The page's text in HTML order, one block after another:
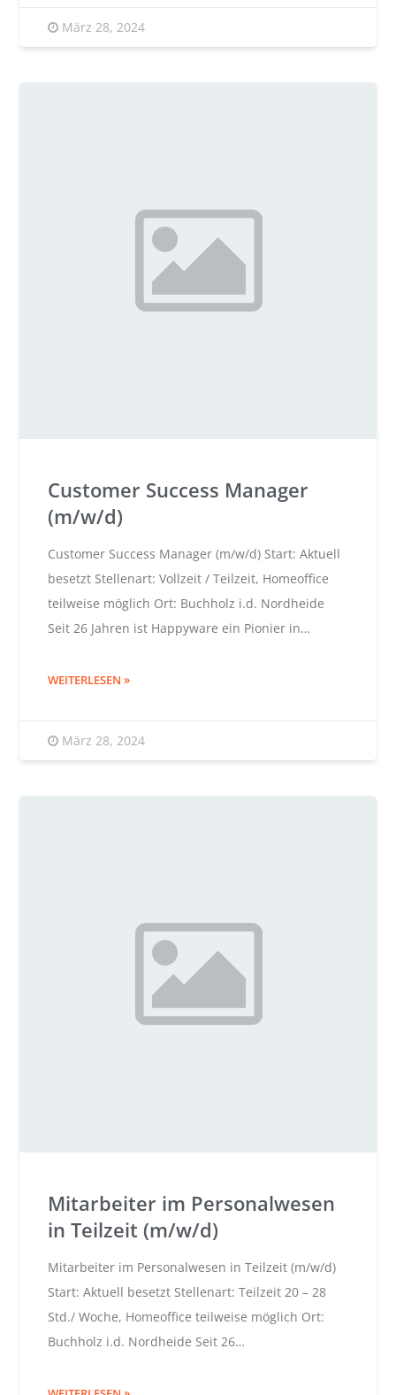
März 28, 2024
Customer Success Manager
(m/w/d)
Customer Success Manager (m/w/d) Start: Aktuell
besetzt Stellenart: Vollzeit / Teilzeit, Homeoffice
teilweise möglich Ort: Buchholz i.d. Nordheide
Seit 26 Jahren ist Happyware ein Pionier in…
WEITERLESEN
März 28, 2024
Mitarbeiter im Personalwesen
in Teilzeit (m/w/d)
Mitarbeiter im Personalwesen in Teilzeit (m/w/d)
Start: Aktuell besetzt Stellenart: Teilzeit 20 – 28
Std./ Woche, Homeoffice teilweise möglich Ort:
Buchholz i.d. Nordheide Seit 26…